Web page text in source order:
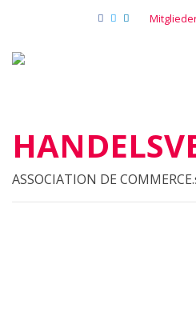
ASSOCIATION DE